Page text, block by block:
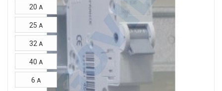
20 A
25 A
32 A
40 A
6 A